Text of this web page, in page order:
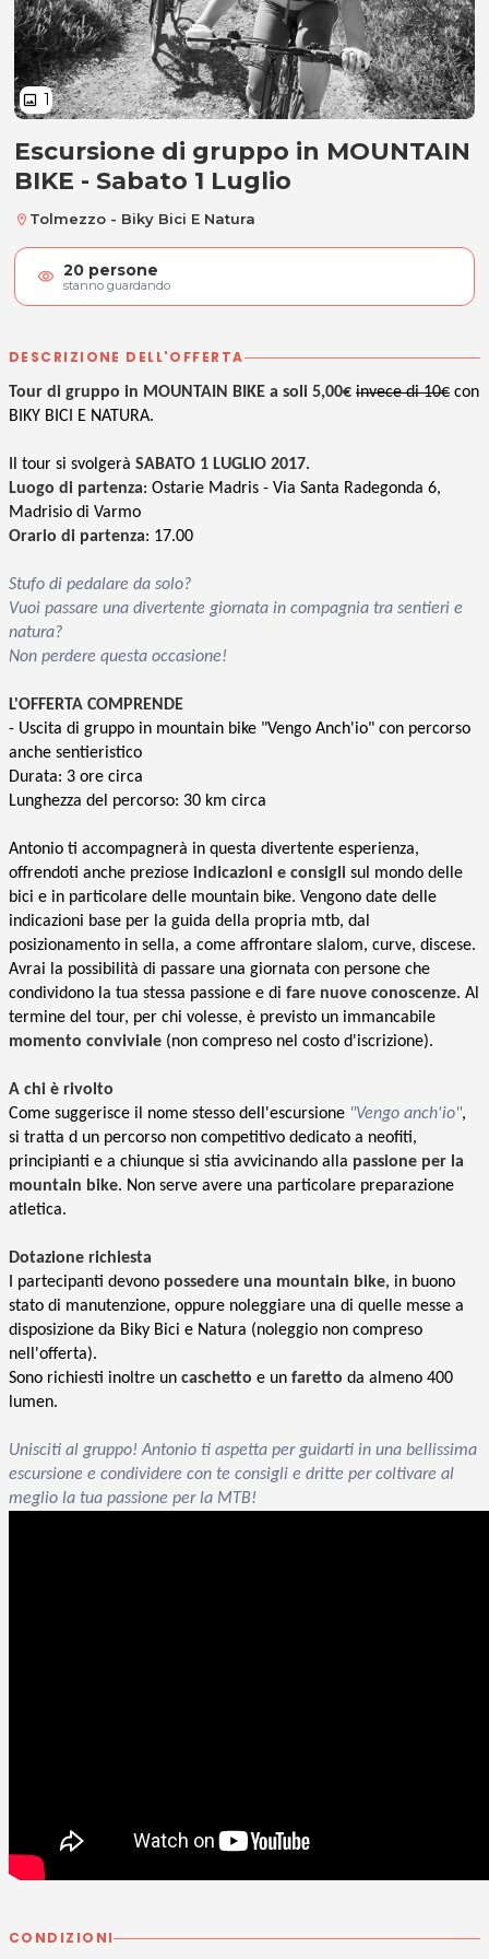
image 1
Escursione di gruppo in
Escursione di gruppo in MOUNTAIN
BIKE - Sabato 1 Luglio
location_on Tolmezzo - Biky Bici E Natura
visibility 20 persone
stanno guardando
DESCRIZIONE DELL'OFFERTA
Tour di gruppo in MOUNTAIN BIKE a soli 5,00€ invece di 10€ con
BIKY BICI E NATURA.
Il tour si svolgerà SABATO 1 LUGLIO 2017.
Luogo di partenza: Ostarie Madris - Via Santa Radegonda 6,
Madrisio di Varmo
Orario di partenza: 17.00
Stufo di pedalare da solo?
Vuoi passare una divertente giornata in compagnia tra sentieri e
natura?
Non perdere questa occasione!
L'OFFERTA COMPRENDE
- Uscita di gruppo in mountain bike "Vengo Anch'io" con percorso
anche sentieristico
Durata: 3 ore circa
Lunghezza del percorso: 30 km circa
Antonio ti accompagnerà in questa divertente esperienza,
offrendoti anche preziose indicazioni e consigli sul mondo delle
bici e in particolare delle mountain bike. Vengono date delle
indicazioni base per la guida della propria mtb, dal
posizionamento in sella, a come affrontare slalom, curve, discese.
Avrai la possibilità di passare una giornata con persone che
condividono la tua stessa passione e di fare nuove conoscenze. Al
termine del tour, per chi volesse, è previsto un immancabile
momento conviviale (non compreso nel costo d'iscrizione).
A chi è rivolto
Come suggerisce il nome stesso dell'escursione "Vengo anch'io",
si tratta d un percorso non competitivo dedicato a neofiti,
principianti e a chiunque si stia avvicinando alla passione per la
mountain bike. Non serve avere una particolare preparazione
atletica.
Dotazione richiesta
I partecipanti devono possedere una mountain bike, in buono
stato di manutenzione, oppure noleggiare una di quelle messe a
disposizione da Biky Bici e Natura (noleggio non compreso
nell'offerta).
Sono richiesti inoltre un caschetto e un faretto da almeno 400
lumen.
Unisciti al gruppo! Antonio ti aspetta per guidarti in una bellissima
escursione e condividere con te consigli e dritte per coltivare al
meglio la tua passione per la MTB!
CONDIZIONI